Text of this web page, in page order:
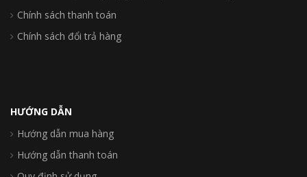
Chính sách thanh toán
Chính sách đổi trả hàng
HƯỚNG DẪN
Hướng dẫn mua hàng
Hướng dẫn thanh toán